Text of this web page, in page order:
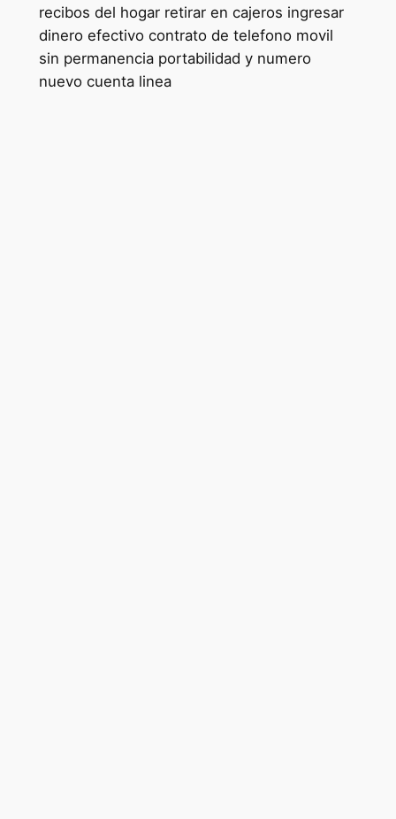
recibos del hogar retirar en cajeros ingresar
dinero efectivo contrato de telefono movil
sin permanencia portabilidad y numero
nuevo cuenta linea